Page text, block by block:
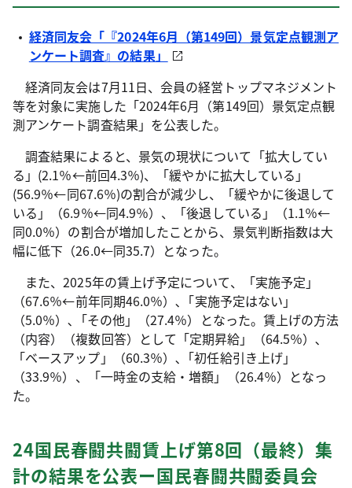
経済同友会「『2024年6月（第149回）景気定点観測ア
ンケート調査』の結果」
経済同友会は7月11日、会員の経営トップマネジメント
等を対象に実施した「2024年6月（第149回）景気定点観
測アンケート調査結果」を公表した。
調査結果によると、景気の現状について「拡大してい
る」(2.1％←前回4.3％)、「緩やかに拡大している」
(56.9％←同67.6％)の割合が減少し、「緩やかに後退して
いる」（6.9％←同4.9％）、「後退している」（1.1％←
同0.0％）の割合が増加したことから、景気判断指数は大
幅に低下（26.0←同35.7）となった。
また、2025年の賃上げ予定について、「実施予定」
（67.6％←前年同期46.0％）､「実施予定はない」
（5.0％）､「その他」（27.4％）となった。賃上げの方法
（内容）（複数回答）として「定期昇給」（64.5％）､
「ベースアップ」（60.3％）､「初任給引き上げ」
（33.9％）、「一時金の支給・増額」（26.4％）となっ
た。
24国民春闘共闘賃上げ第8回（最終）集
計の結果を公表ー国民春闘共闘委員会